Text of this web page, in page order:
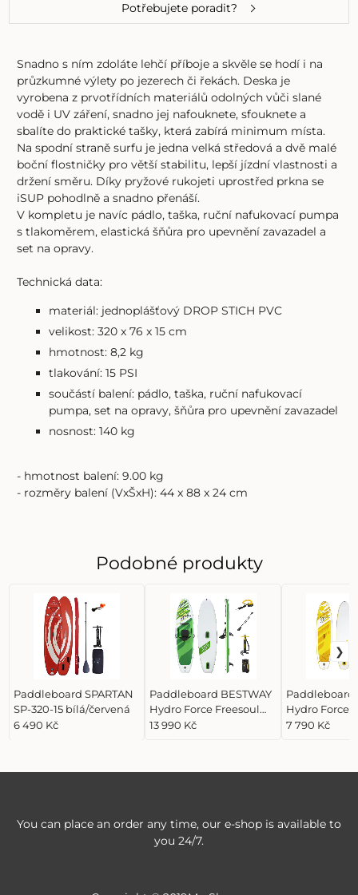
Potřebujete poradit?
Snadno s ním zdoláte lehčí příboje a skvěle se hodí i na
průzkumné výlety po jezerech či řekách. Deska je
vyrobena z prvotřídních materiálů odolných vůči slané
vodě i UV záření, snadno jej nafouknete, sfouknete a
sbalíte do praktické tašky, která zabírá minimum místa.
Na spodní straně surfu je jedna velká středová a dvě malé
boční flostničky pro větší stabilitu, lepší jízdní vlastnosti a
držení směru. Díky pryžové rukojeti uprostřed prkna se
iSUP pohodlně a snadno přenáší.
V kompletu je navíc pádlo, taška, ruční nafukovací pumpa
s tlakoměrem, elastická šňůra pro upevnění zavazadel a
set na opravy.
Technická data:
materiál: jednoplášťový DROP STICH PVC
velikost: 320 x 76 x 15 cm
hmotnost: 8,2 kg
tlakování: 15 PSI
součástí balení: pádlo, taška, ruční nafukovací
pumpa, set na opravy, šňůra pro upevnění zavazadel
nosnost: 140 kg
- hmotnost balení: 9.00 kg
- rozměry balení (VxŠxH): 44 x 88 x 24 cm
Podobné produkty
Paddleboard SPARTAN
SP-320-15 bílá/červená
6 490 Kč
Paddleboard BESTWAY
Hydro Force Freesoul
Tech Set 11.2 je stylový
13 990 Kč
Paddleboard
Hydro Force
Cruise 10.6
7 790 Kč
You can place an order any time, our e-shop is available to
you 24/7.